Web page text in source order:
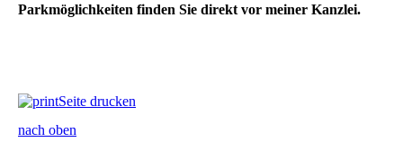
Parkmöglichkeiten finden Sie direkt vor meiner Kanzlei.
Seite drucken
nach oben